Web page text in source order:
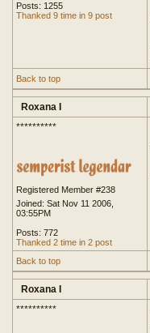
Posts: 1255
Thanked 9 time in 9 post
Back to top
Roxana I
**********
Registered Member #238
Joined: Sat Nov 11 2006,
03:55PM
Posts: 772
Thanked 2 time in 2 post
Back to top
Roxana I
**********